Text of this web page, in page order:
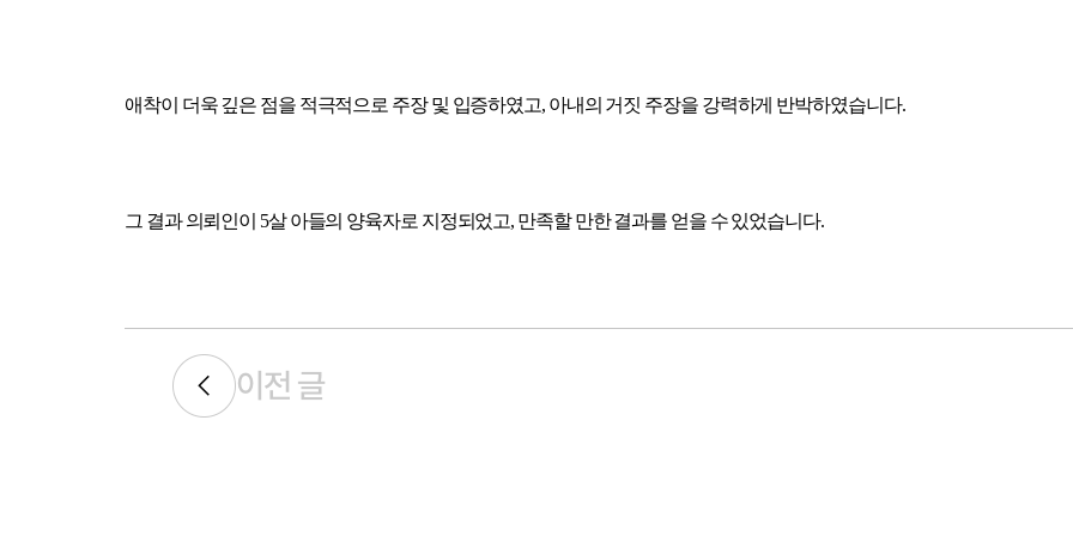
애착이 더욱 깊은 점을 적극적으로 주장 및 입증하였고, 아내의 거짓 주장을 강력하게 반박하였습니다.
그 결과 의뢰인이 5살 아들의 양육자로 지정되었고, 만족할 만한 결과를 얻을 수 있었습니다.
이전 글